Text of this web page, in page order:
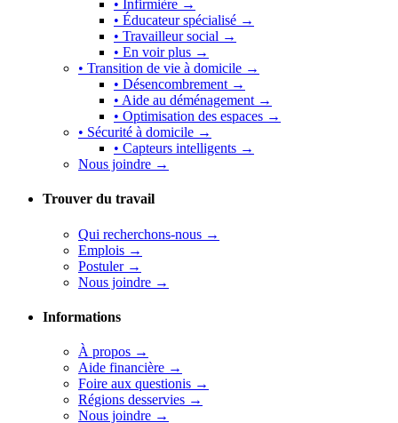
• Infirmière →
• Éducateur spécialisé →
• Travailleur social →
• En voir plus →
• Transition de vie à domicile →
• Désencombrement →
• Aide au déménagement →
• Optimisation des espaces →
• Sécurité à domicile →
• Capteurs intelligents →
Nous joindre →
Trouver du travail
Qui recherchons-nous →
Emplois →
Postuler →
Nous joindre →
Informations
À propos →
Aide financière →
Foire aux questionis →
Régions desservies →
Nous joindre →